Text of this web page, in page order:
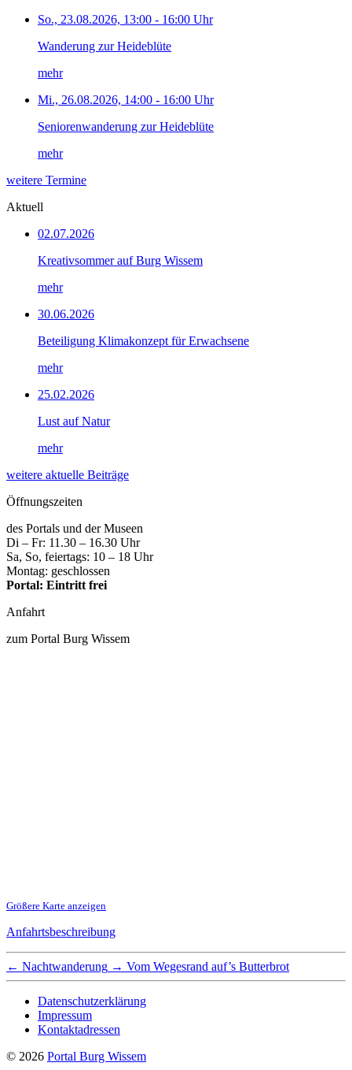
So., 23.08.2026, 13:00 - 16:00 Uhr
Wanderung zur Heideblüte
mehr
Mi., 26.08.2026, 14:00 - 16:00 Uhr
Seniorenwanderung zur Heideblüte
mehr
weitere Termine
Aktuell
02.07.2026
Kreativsommer auf Burg Wissem
mehr
30.06.2026
Beteiligung Klimakonzept für Erwachsene
mehr
25.02.2026
Lust auf Natur
mehr
weitere aktuelle Beiträge
Öffnungszeiten
des Portals und der Museen
Di – Fr: 11.30 – 16.30 Uhr
Sa, So, feiertags: 10 – 18 Uhr
Montag: geschlossen
Portal: Eintritt frei
Anfahrt
zum Portal Burg Wissem
Größere Karte anzeigen
Anfahrtsbeschreibung
← Nachtwanderung → Vom Wegesrand auf’s Butterbrot
Datenschutzerklärung
Impressum
Kontaktadressen
© 2026 Portal Burg Wissem